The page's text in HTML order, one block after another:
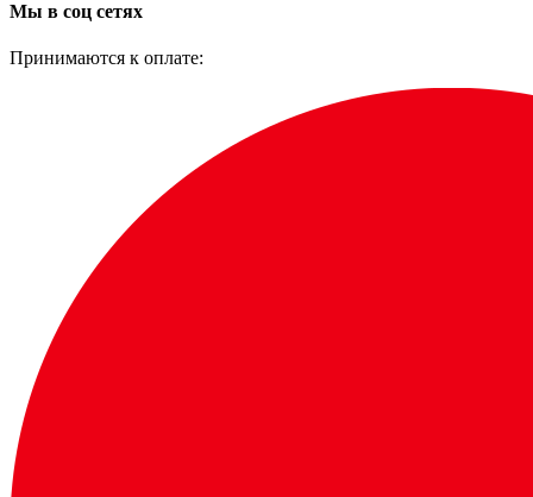
Мы в соц сетях
Принимаются к оплате: